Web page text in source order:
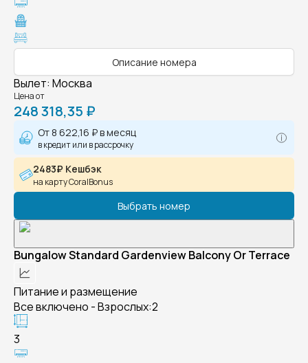
Описание номера
Вылет: Москва
Цена от
248 318,35 ₽
От 8 622,16 ₽в месяц
в кредит или в рассрочку
2483₽ Кешбэк
на карту CoralBonus
Выбрать номер
Bungalow Standard Gardenview Balcony Or Terrace
Питание и размещение
Все включено - Взрослых:2
3